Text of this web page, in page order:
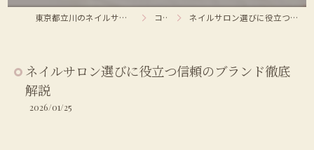
東京都立川のネイルサロンならLilly nail salon コラム ネイルサロン選びに役立つ信頼のブランド徹底解説
ネイルサロン選びに役立つ信頼のブランド徹底
解説
2026/01/25